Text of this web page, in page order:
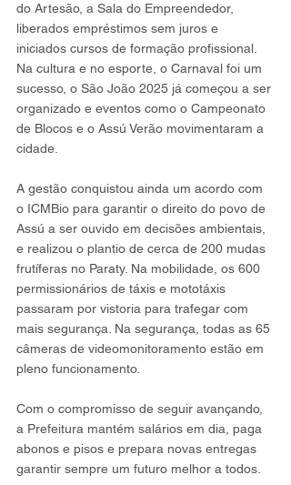
do Artesão, a Sala do Empreendedor,
liberados empréstimos sem juros e
iniciados cursos de formação profissional.
Na cultura e no esporte, o Carnaval foi um
sucesso, o São João 2025 já começou a ser
organizado e eventos como o Campeonato
de Blocos e o Assú Verão movimentaram a
cidade.
A gestão conquistou ainda um acordo com
o ICMBio para garantir o direito do povo de
Assú a ser ouvido em decisões ambientais,
e realizou o plantio de cerca de 200 mudas
frutíferas no Paraty. Na mobilidade, os 600
permissionários de táxis e mototáxis
passaram por vistoria para trafegar com
mais segurança. Na segurança, todas as 65
câmeras de videomonitoramento estão em
pleno funcionamento.
Com o compromisso de seguir avançando,
a Prefeitura mantém salários em dia, paga
abonos e pisos e prepara novas entregas
garantir sempre um futuro melhor a todos.